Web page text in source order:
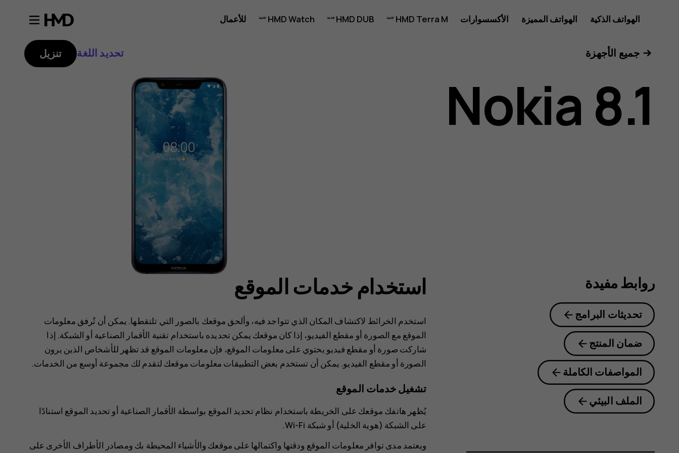
دليل
مستخدم
هاتف
الهواتف الذكية الهواتف المميزة الأكسسوارات HMD Terra M
HMD DUB
HMD Watch
للأعمال
جميع الأجهزة تحديد اللغة تنزيل
Nokia 8.1
استخدام خدمات الموقع
استخدم الخرائط لاكتشاف المكان الذي تتواجد فيه، وألحق موقعك بالصور التي تلتقطها. يمكن أن تُرفق معلومات
الموقع مع الصورة أو مقطع الفيديو، إذا كان موقعك يمكن تحديده باستخدام تقنية الأقمار الصناعية أو الشبكة. إذا
شاركت صورة أو مقطع فيديو يحتوي على معلومات الموقع، فإن معلومات الموقع قد تظهر للأشخاص الذين يرون
الصورة أو مقطع الفيديو. يمكن أن تستخدم بعض التطبيقات معلومات موقعك لتقدم لك مجموعة أوسع من الخدمات.
تشغيل خدمات الموقع
يُظهر هاتفك موقعك على الخريطة باستخدام نظام تحديد الموقع بواسطة الأقمار الصناعية أو تحديد الموقع استنادًا
على الشبكة (هوية الخلية) أو شبكة Wi-Fi.
ويعتمد مدى توافر معلومات الموقع ودقتها واكتمالها على موقعك والأشياء المحيطة بك ومصادر الأطراف الأخرى على
روابط مفيدة
تحديثات البرامج
ضمان المنتج
المواصفات الكاملة
الملف البيئي